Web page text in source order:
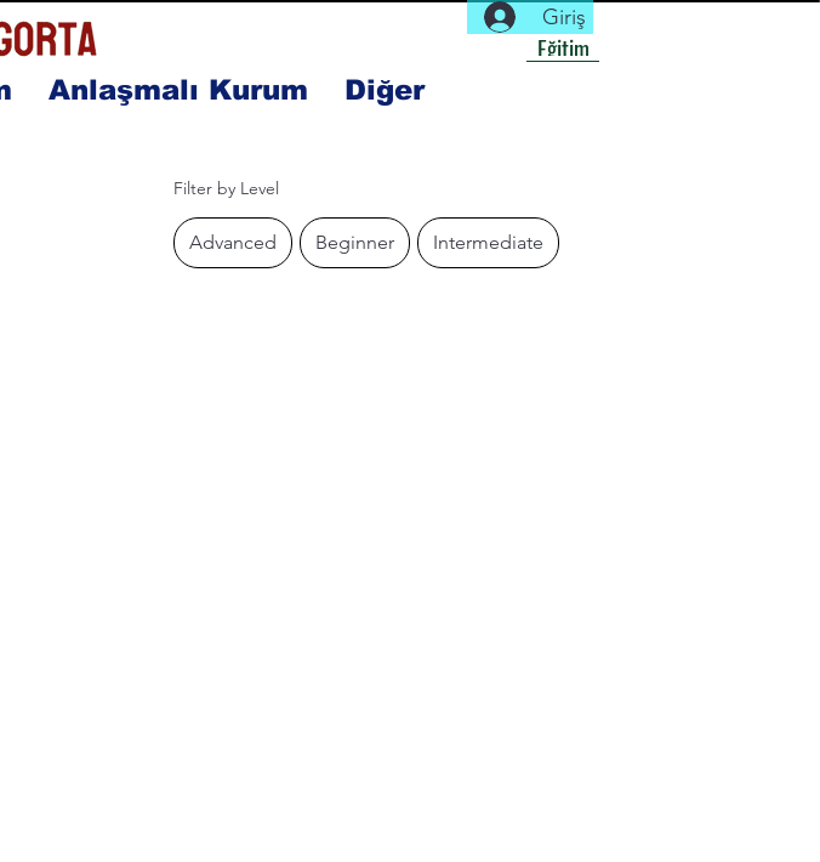
Giriş
Eğitim
Anlaşmalı Kurum Diğer
Filter by Level
Advanced Beginner Intermediate